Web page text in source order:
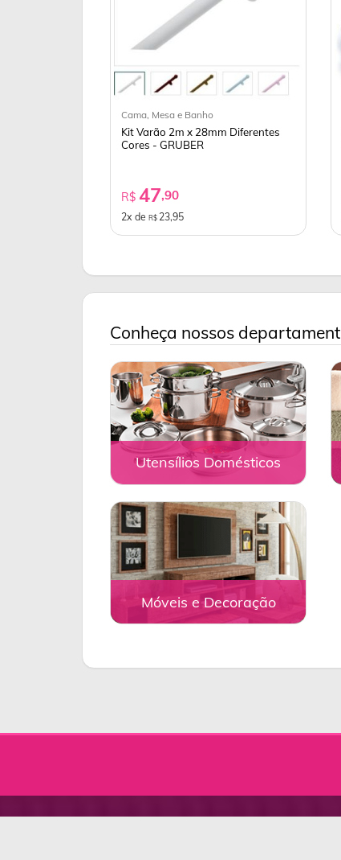
Cama, Mesa e Banho
Kit Varão 2m x 28mm Diferentes
Cores - GRUBER
R$ 47,90
2x deR$ 23,95
Conheça nossos
Utensílios Domésticos
Móveis e Decoração